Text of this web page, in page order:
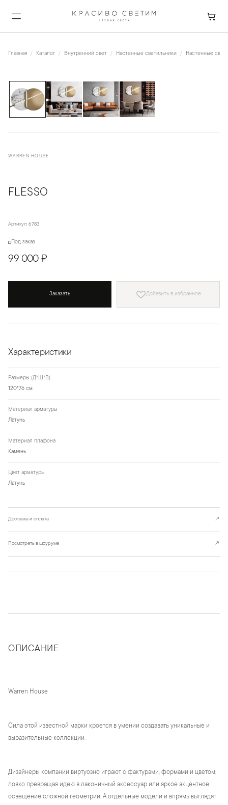
Главная Каталог Внутренний свет Настенные светильники Настенные
WARREN HOUSE
FLESSO
Артикул: 6783
Под заказ
99 000 ₽
Заказать Добавить в избранное
Характеристики
Размеры (Д*Ш*В)
120*76 см
Материал арматуры
Латунь
Материал плафона
Камень
Цвет арматуры
Латунь
Доставка и оплата ↗
Посмотреть в шоуруме ↗
ОПИСАНИЕ
Warren House
Сила этой известной марки кроется в умении создавать уникальные и
выразительные коллекции.
Дизайнеры компании виртуозно играют с фактурами, формами и цветом,
ловко превращая идею в лаконичный аксессуар или яркое акцентное
освещение сложной геометрии. А отдельные модели и впрямь выглядят